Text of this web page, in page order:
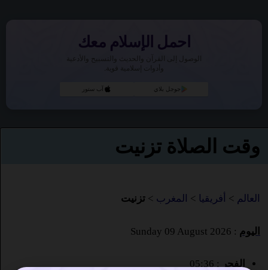
احمل الإسلام معك
الوصول إلى القرآن والحديث والتسبيح والأدعية
وأدوات إسلامية قوية.
جوجل بلاي آب ستور
وقت الصلاة تزنيت
العالم > أفريقيا > المغرب > تزنيت
اليوم : Sunday 09 August 2026
الفجر : 05:36